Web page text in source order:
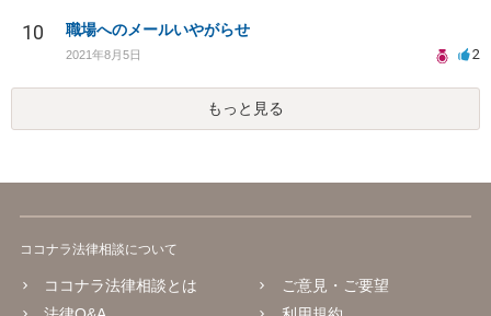
10 職場へのメールいやがらせ
2021年8月5日 2
もっと見る
ココナラ法律相談について
ココナラ法律相談とは
ご意見・ご要望